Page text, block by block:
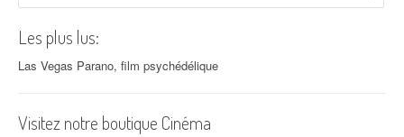
Les plus lus:
Las Vegas Parano, film psychédélique
Visitez notre boutique Cinéma